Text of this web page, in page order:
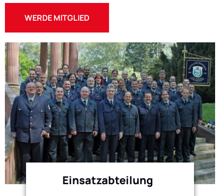
WERDE MITGLIED
Einsatzabteilung